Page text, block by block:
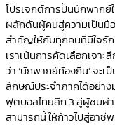
โปรเจกต์การปั้นนักพากย์
ผลักดันผู้คนสู่ความเป็นมื
สำคัญให้กับทุกคนที่มีใจรัก
เราเน้นการคัดเลือกเจา
ว่า ‘นักพากย์ท้องถิ่น’ จะเ
ลักษณ์ประจำภาคได้อย่า
ฟุตบอลไทยลีก 3 สู่ผู้ชมผ่
สามารถนี้ ให้ก้าวไปสู่อาชี